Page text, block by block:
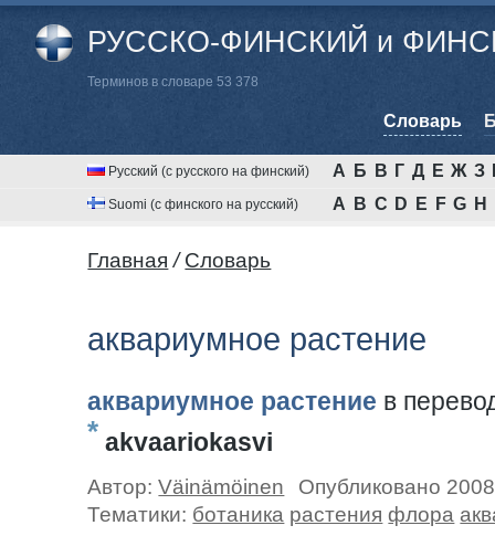
РУССКО-ФИНСКИЙ и
Терминов в словаре 53 378
Cловарь
Русский (с русского на финский) А Б В Г Д Е Ж З
Suomi (с финского на русский) A B C D E F G H
Главная / Cловарь
аквариумное растение
аквариумное растение в
* akvaariokasvi
Автор:Väinämöinen
Опубликовано
Тематики: ботаника растения флора